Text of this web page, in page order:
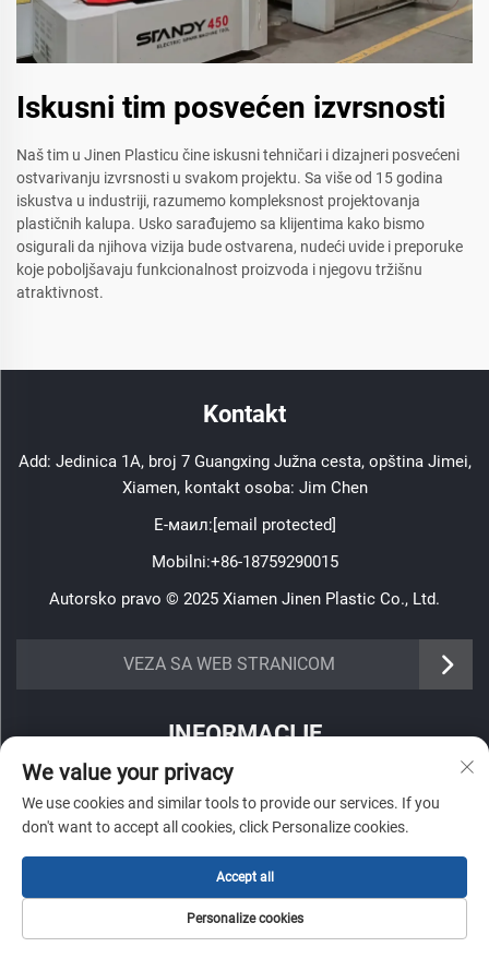
Iskusni tim posvećen izvrsnosti
Naš tim u Jinen Plasticu čine iskusni tehničari i dizajneri posvećeni
ostvarivanju izvrsnosti u svakom projektu. Sa više od 15 godina
iskustva u industriji, razumemo kompleksnost projektovanja
plastičnih kalupa. Usko sarađujemo sa klijentima kako bismo
osigurali da njihova vizija bude ostvarena, nudeći uvide i preporuke
koje poboljšavaju funkcionalnost proizvoda i njegovu tržišnu
atraktivnost.
Kontakt
Add: Jedinica 1A, broj 7 Guangxing Južna cesta, opština Jimei,
Xiamen, kontakt osoba: Jim Chen
Е-маил: [email protected]
Mobilni:+86-18759290015
Autorsko pravo © 2025 Xiamen Jinen Plastic Co., Ltd.
VEZA SA WEB STRANICOM
https://www.jinenplastic.com/service
https://www.jinenplastic.com/projects
https://www.jinenplastic.com/news
https://www.jinenplastic.com/contact-us
INFORMACIJE
Prijavite se da primate naš nedeljni bilten
Пошаљи
We value your privacy
We use cookies and similar tools to provide our services. If you
don't want to accept all cookies, click Personalize cookies.
Personalize cookies
Accept all